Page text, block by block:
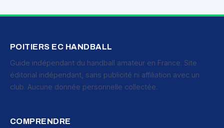
POITIERS EC HANDBALL
Guide indépendant du handball amateur en France. Site
éditorial indépendant, sans publicité ni affiliation avec un
club. Aucune donnée personnelle collectée.
COMPRENDRE